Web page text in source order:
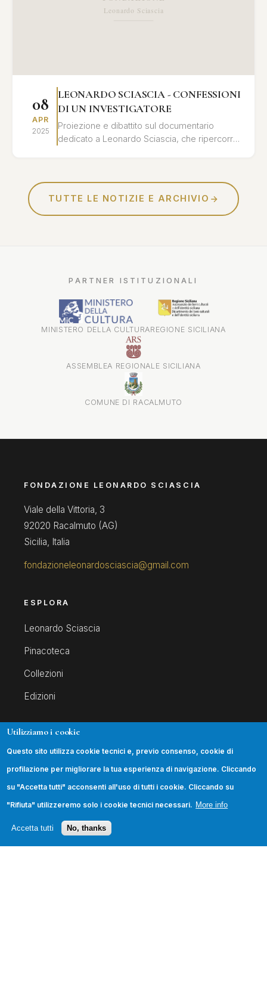
08
APR
2025
LEONARDO SCIASCIA - CONFESSIONI
DI UN INVESTIGATORE
Proiezione e dibattito sul documentario
dedicato a Leonardo Sciascia, che ripercorre
TUTTE LE NOTIZIE E ARCHIVIO
PARTNER ISTITUZIONALI
MINISTERO DELLA CULTURAREGIONE SICILIANA
ASSEMBLEA REGIONALE SICILIANA
COMUNE DI RACALMUTO
FONDAZIONE LEONARDO SCIASCIA
Viale della Vittoria, 3
92020 Racalmuto (AG)
Sicilia, Italia
fondazioneleonardosciascia@gmail.com
ESPLORA
Leonardo Sciascia
Pinacoteca
Collezioni
Edizioni
INFORMAZIONI
Contatti
Trasparenza
Utilizziamo i cookie
Questo sito utilizza cookie tecnici e, previo consenso, cookie di
profilazione per migliorare la tua esperienza di navigazione. Cliccando
su "Accetta tutti" acconsenti all'uso di tutti i cookie. Cliccando su
"Rifiuta" utilizzeremo solo i cookie tecnici necessari. More info
Accetta tutti No, thanks